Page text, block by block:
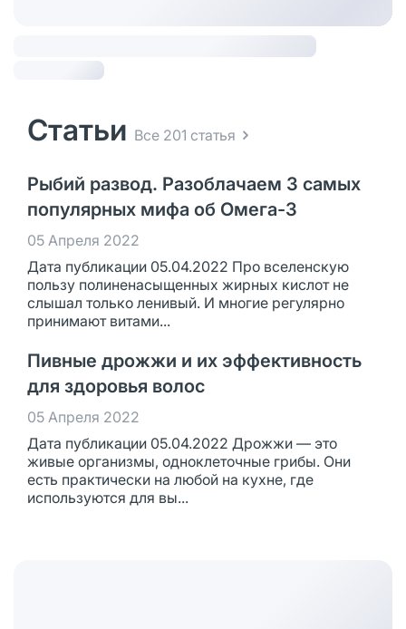
Статьи Все 201 статья
Рыбий развод. Разоблачаем 3 самых
популярных мифа об Омега-3
05 Апреля 2022
Дата публикации 05.04.2022 Про вселенскую
пользу полиненасыщенных жирных кислот не
слышал только ленивый. И многие регулярно
принимают витами...
Пивные дрожжи и их эффективность
для здоровья волос
05 Апреля 2022
Дата публикации 05.04.2022 Дрожжи — это
живые организмы, одноклеточные грибы. Они
есть практически на любой на кухне, где
используются для вы...